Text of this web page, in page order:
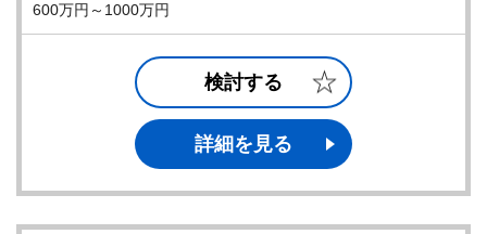
600万円～1000万円
検討する
詳細を見る